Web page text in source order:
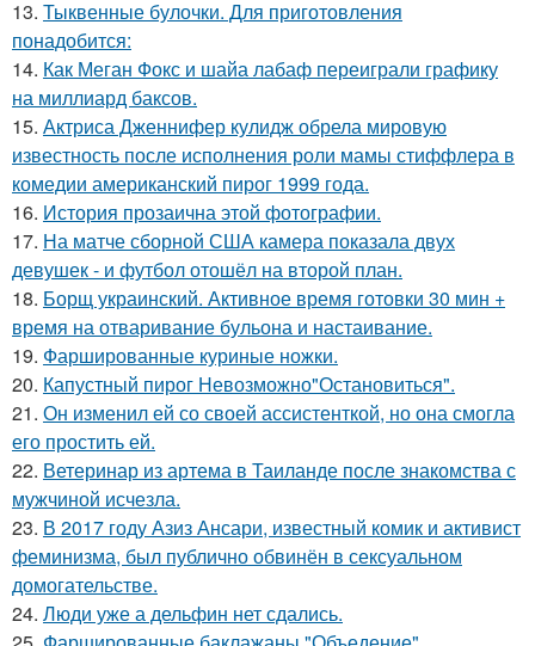
13. Тыквенные булочки. Для приготовления
понадобится:
14. Как Меган Фокс и шайа лабаф переиграли графику
на миллиард баксов.
15. Актриса Дженнифер кулидж обрела мировую
известность после исполнения роли мамы стиффлера в
комедии американский пирог 1999 года.
16. История прозаична этой фотографии.
17. На матче сборной США камера показала двух
девушек - и футбол отошёл на второй план.
18. Борщ украинский. Активное время готовки 30 мин +
время на отваривание бульона и настаивание.
19. Фаршированные куриные ножки.
20. Капустный пирог Невозможно"Остановиться".
21. Он изменил ей со своей ассистенткой, но она смогла
его простить ей.
22. Ветеринар из артема в Таиланде после знакомства с
мужчиной исчезла.
23. В 2017 году Азиз Ансари, известный комик и активист
феминизма, был публично обвинён в сексуальном
домогательстве.
24. Люди уже а дельфин нет сдались.